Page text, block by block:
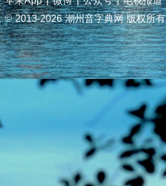
© 2013-2026 潮州音字典网 版权所有